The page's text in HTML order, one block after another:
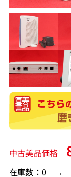
中古美品価格
在庫数：0 →